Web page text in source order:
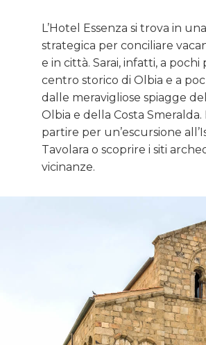
L’Hotel Essenza si trova in
strategica per conciliare
e in città. Sarai, infatti, a pochi
centro storico di Olbia e a
dalle meravigliose spiagge
Olbia e della Costa Smeralda.
partire per un’escursione
Tavolara o scoprire i siti
vicinanze.